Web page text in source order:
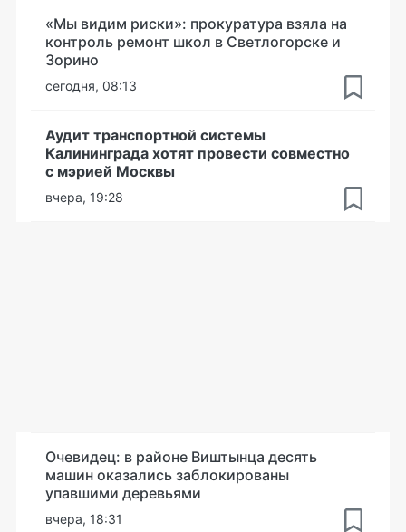
«Мы видим риски»: прокуратура взяла на
контроль ремонт школ в Светлогорске и
Зорино
сегодня, 08:13
Аудит транспортной системы
Калининграда хотят провести совместно
с мэрией Москвы
вчера, 19:28
Очевидец: в районе Виштынца десять
машин оказались заблокированы
упавшими деревьями
вчера, 18:31